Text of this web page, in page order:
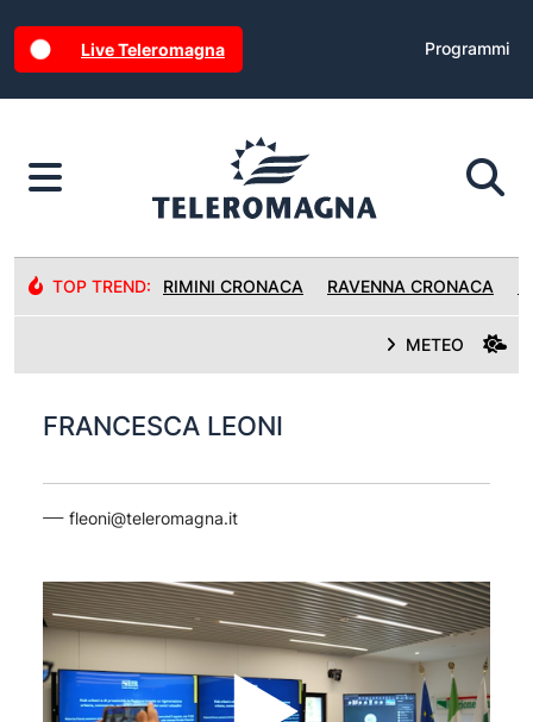
Live Teleromagna Programmi
TOP TREND: RIMINI CRONACA RAVENNA CRONACA
METEO
FRANCESCA LEONI
fleoni@teleromagna.it